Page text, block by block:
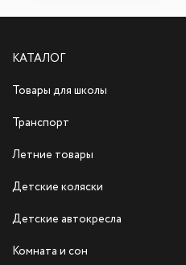
КАТАЛОГ
Товары для школы
Транспорт
Летние товары
Детские коляски
Детские автокресла
Комната и сон